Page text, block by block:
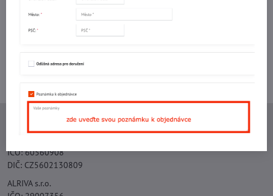
Potřebujete poradit s objednávkou?
Kontaktujte nás:
+420 577 523 563
Ing. Vojtěch Lečbych - IVL
IČO: 60560908
DIČ: CZ5602130809
ALRIVA s.r.o.